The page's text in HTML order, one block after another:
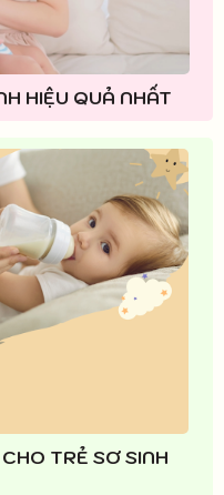
HIỆU QUẢ NHẤT
TRẺ SƠ SINH